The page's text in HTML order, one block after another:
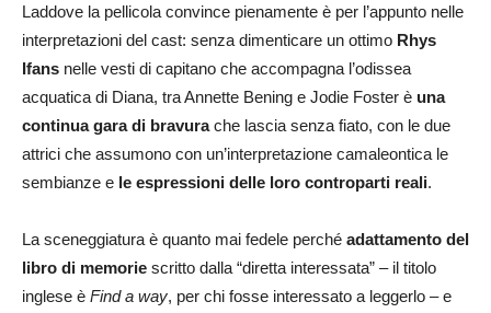
Laddove la pellicola convince pienamente è per l’appunto nelle
interpretazioni del cast: senza dimenticare un ottimo Rhys
Ifans nelle vesti di capitano che accompagna l’odissea
acquatica di Diana, tra Annette Bening e Jodie Foster è una
continua gara di bravurache lascia senza fiato, con le due
attrici che assumono con un’interpretazione camaleontica le
sembianze e le espressioni delle loro controparti reali.
La sceneggiatura è quanto mai fedele perché adattamento del
libro di memorie scritto dalla “diretta interessata” – il titolo
inglese è Find a way, per chi fosse interessato a leggerlo – e